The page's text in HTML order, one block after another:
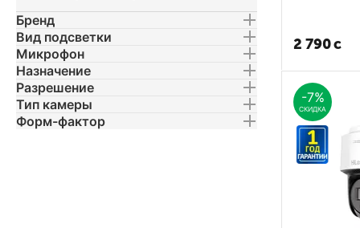
2 790с
-7%
СКИДКА
Бренд
Вид подсветки
Микрофон
Назначение
Разрешение
Тип камеры
Форм-фактор